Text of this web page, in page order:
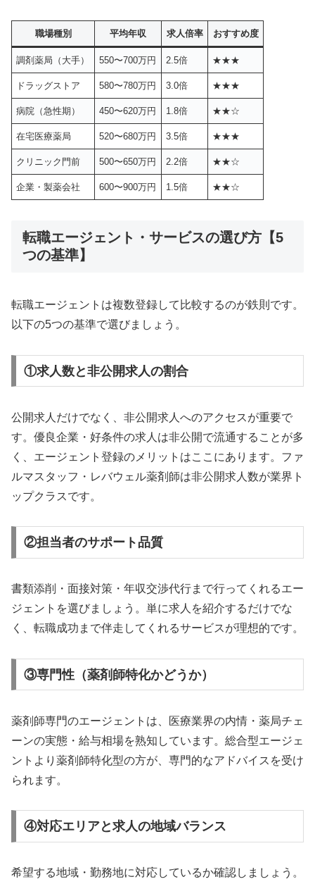
職場種別 平均年収 求人倍率 おすすめ度
調剤薬局（大手） 550〜700万円 2.5倍 ★★★
ドラッグストア 580〜780万円 3.0倍 ★★★
病院（急性期） 450〜620万円 1.8倍 ★★☆
在宅医療薬局 520〜680万円 3.5倍 ★★★
クリニック門前 500〜650万円 2.2倍 ★★☆
企業・製薬会社 600〜900万円 1.5倍 ★★☆
転職エージェント・サービスの選び方【5
つの基準】
転職エージェントは複数登録して比較するのが鉄則です。
以下の5つの基準で選びましょう。
①求人数と非公開求人の割合
公開求人だけでなく、非公開求人へのアクセスが重要で
す。優良企業・好条件の求人は非公開で流通することが多
く、エージェント登録のメリットはここにあります。ファ
ルマスタッフ・レバウェル薬剤師は非公開求人数が業界ト
ップクラスです。
②担当者のサポート品質
書類添削・面接対策・年収交渉代行まで行ってくれるエー
ジェントを選びましょう。単に求人を紹介するだけでな
く、転職成功まで伴走してくれるサービスが理想的です。
③専門性（薬剤師特化かどうか）
薬剤師専門のエージェントは、医療業界の内情・薬局チェ
ーンの実態・給与相場を熟知しています。総合型エージェ
ントより薬剤師特化型の方が、専門的なアドバイスを受け
られます。
④対応エリアと求人の地域バランス
希望する地域・勤務地に対応しているか確認しましょう。